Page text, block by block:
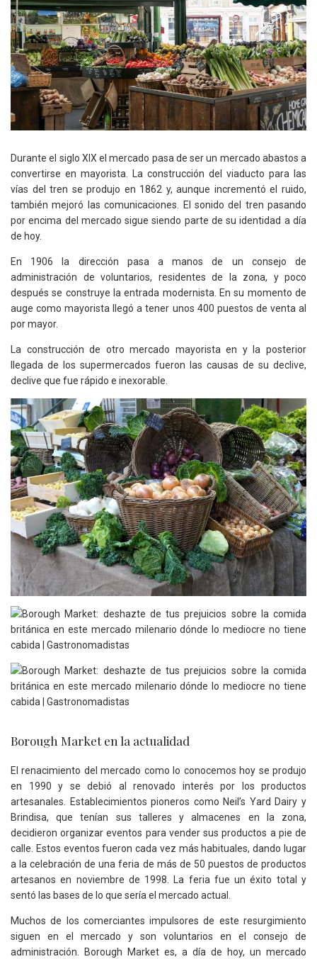
Durante el siglo XIX el mercado pasa de ser un mercado abastos a
convertirse en mayorista. La construcción del viaducto para las
vías del tren se produjo en 1862 y, aunque incrementó el ruido,
también mejoró las comunicaciones. El sonido del tren pasando
por encima del mercado sigue siendo parte de su identidad a día
de hoy.
En 1906 la dirección pasa a manos de un consejo de
administración de voluntarios, residentes de la zona, y poco
después se construye la entrada modernista. En su momento de
auge como mayorista llegó a tener unos 400 puestos de venta al
por mayor.
La construcción de otro mercado mayorista en y la posterior
llegada de los supermercados fueron las causas de su declive,
declive que fue rápido e inexorable.
Borough Market en la actualidad
El renacimiento del mercado como lo conocemos hoy se produjo
en 1990 y se debió al renovado interés por los productos
artesanales. Establecimientos pioneros como Neil’s Yard Dairy y
Brindisa, que tenían sus talleres y almacenes en la zona,
decidieron organizar eventos para vender sus productos a pie de
calle. Estos eventos fueron cada vez más habituales, dando lugar
a la celebración de una feria de más de 50 puestos de productos
artesanos en noviembre de 1998. La feria fue un éxito total y
sentó las bases de lo que sería el mercado actual.
Muchos de los comerciantes impulsores de este resurgimiento
siguen en el mercado y son voluntarios en el consejo de
administración. Borough Market es, a día de hoy, un mercado